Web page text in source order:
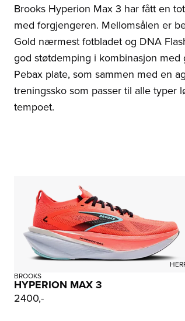
Brooks Hyperion Max 3 har fått en
med forgjengeren. Mellomsålen er
Gold nærmest fotbladet og DNA
god støtdemping i kombinasjon
Pebax plate, som sammen med en
treningssko som passer til alle typer
tempoet.
BROOKS
HYPERION MAX 3
2400,-